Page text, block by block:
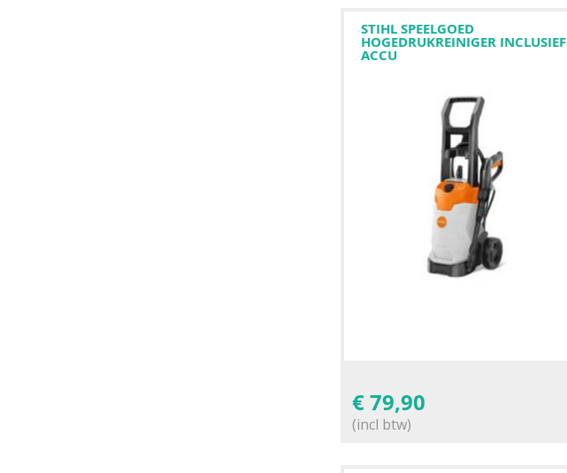
STIHL SPEELGOED
HOGEDRUKREINIGER INCLUSIEF
ACCU
€79,90
(incl btw)